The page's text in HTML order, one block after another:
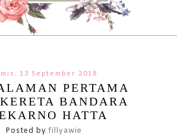
13 September 2018
PERTAMA
BANDARA
HATTA
Posted byfillyawie